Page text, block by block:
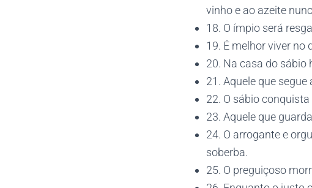
vinho e ao azeite
18. O ímpio será
19. É melhor viver no
20. Na casa do sábio
21. Aquele que
22. O sábio
23. Aquele que
24. O arrogante e
soberba.
25. O preguiçoso